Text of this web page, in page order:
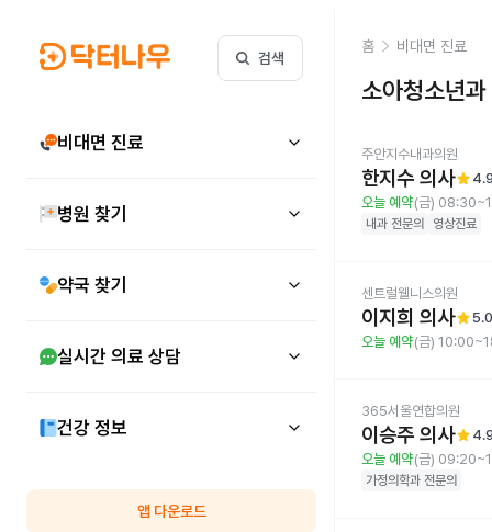
검색
비대면 진료
병원 찾기
약국 찾기
실시간 의료 상담
건강 정보
앱 다운로드
홈 비대면 진료
소아청소년과
주안지수내과의원
한지수 의사star
오늘 예약(금)
내과 전문의 영상진료
센트럴웰니스의원
이지희 의사star5.0
오늘 예약(금)
365서울연합의원
이승주 의사star
오늘 예약(금)
가정의학과 전문의